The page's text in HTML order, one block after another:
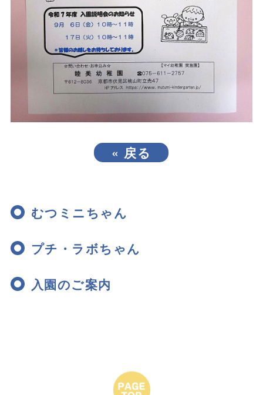
« 戻る
むつミニちゃん
プチ・ラボちゃん
入園のご案内